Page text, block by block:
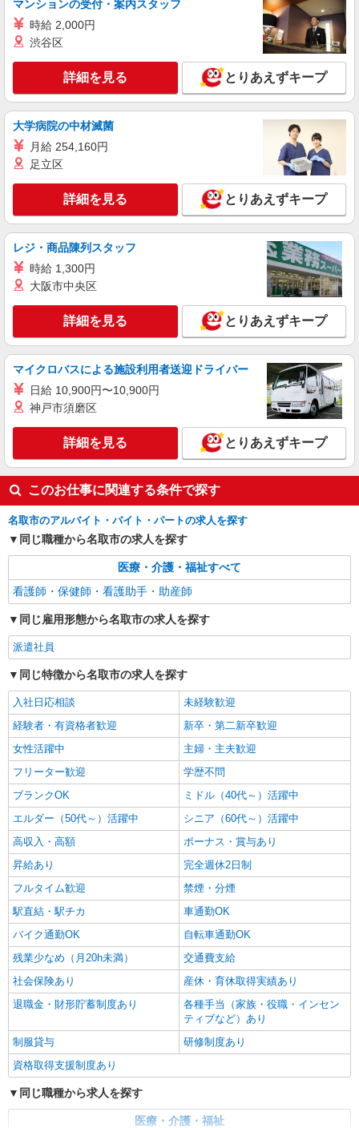
時給1,150円 ★週払いOK（規定あり） ※給与
宮城県名取市 【最寄駅】JR東北本線「名取」
キープ 詳細を見る
派遣社員
株式会社kotrio /●SD-H-1815663
名取市★病院でお掃除/食事の配膳など♪★激募
時給1450円〜2062円 ＜日払い有/週払い有/交
通費全支給(ガソリン代含む)＞
名取市内 最寄り駅：名取
キープ 詳細を見る
業務委託
SOMPOヘルスサポート株式会社 全支援対応コース
保健師・管理栄養士 特定保健指導
報酬：出来高制 報酬額（消費税抜き）： ・事
業所一括面談(対面) 1日：10,000円〜14,716円 ・
個別訪問(対面) 1件：4,286円〜5,239円 ・遠隔面
談 1件：1,500〜1,691円 ・電話支援 1件：
1,000円〜1,429円 ・ICTメール支援 1件：500円
※上記金額に消費税を加えた金額をお支払いいた
します ※交通費・電話代は弊社負担。その他、支
援内容により細則あり。
【活動エリア】宮城県名取市及びその周辺
キープ 詳細を見る
マンションの受付・案内スタッフ
時給 2,000円
渋谷区
詳細を見る とりあえずキープ
大学病院の中材滅菌
月給 254,160円
足立区
詳細を見る とりあえずキープ
レジ・商品陳列スタッフ
時給 1,300円
大阪市中央区
詳細を見る とりあえずキープ
マイクロバスによる施設利用者送迎ドライバー
日給 10,900円〜10,900円
神戸市須磨区
詳細を見る とりあえずキープ
このお仕事に関連する条件で探す
名取市のアルバイト・バイト・パートの求人を探す
同じ職種から名取市の求人を探す
医療・介護・福祉すべて
看護師・保健師・看護助手・助産師
同じ雇用形態から名取市の求人を探す
派遣社員
同じ特徴から名取市の求人を探す
入社日応相談
未経験歓迎
経験者・有資格者歓迎
新卒・第二新卒歓迎
女性活躍中
主婦・主夫歓迎
フリーター歓迎
学歴不問
ブランクOK
ミドル（40代～）活躍中
エルダー（50代～）活躍中
シニア（60代～）活躍中
高収入・高額
ボーナス・賞与あり
昇給あり
完全週休2日制
フルタイム歓迎
禁煙・分煙
駅直結・駅チカ
車通勤OK
バイク通勤OK
自転車通勤OK
残業少なめ（月20h未満）
交通費支給
社会保険あり
産休・育休取得実績あり
退職金・財形貯蓄制度あり
各種手当（家族・役職・インセン
ティブなど）あり
制服貸与
研修制度あり
資格取得支援制度あり
同じ職種から求人を探す
医療・介護・福祉